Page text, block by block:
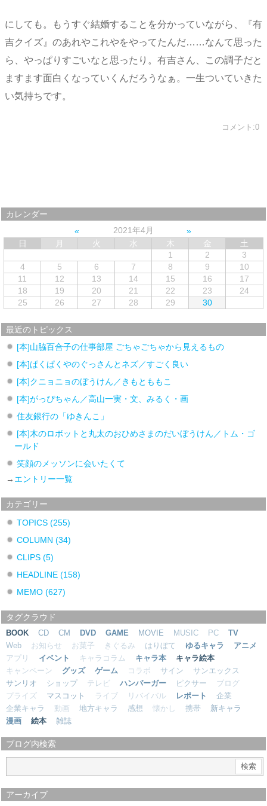
にしても。もうすぐ結婚することを分かっていながら、『有
吉クイズ』のあれやこれやをやってたんだ……なんて思った
ら、やっぱりすごいなと思ったり。有吉さん、この調子だと
ますます面白くなっていくんだろうなぁ。一生ついていきた
い気持ちです。
コメント:0
カレンダー
2021年4月
日
月 火 水 木 金
土
1
2
3
4
5 6 7 8 9
10
11
12 13 14 15 16
17
18
19 20 21 22 23
24
25
26 27 28 29 30
最近のトピックス
[本]山脇百合子の仕事部屋 ごちゃごちゃから見えるもの
[本]ぱくぱくやのぐっさんとネズ／すごく良い
[本]クニョニョのぼうけん／きもとももこ
[本]がっぴちゃん／高山一実・文、みるく・画
住友銀行の「ゆきんこ」
[本]木のロボットと丸太のおひめさまのだいぼうけん／トム・ゴ
ールド
笑顔のメッソンに会いたくて
→ エントリー一覧
カテゴリー
TOPICS(255)
COLUMN(34)
CLIPS(5)
HEADLINE(158)
MEMO(627)
タグクラウド
BOOK CD CM DVD GAME MOVIE MUSIC PC
TV
Web
お知らせ お菓子 きぐるみ はりぼて ゆるキャラ
アニメ
アプリ
イベント キャラコラム キャラ本
キャラ絵本
キャンペーン
グッズ ゲーム コラボ サイン
サンエックス
サンリオ
ショップ テレビ ハンバーガー ピクサー
ブログ
プライズ
マスコット ライブ リバイバル レポート
企業
企業キャラ
動画 地方キャラ 感想 懐かし 携帯
新キャラ
漫画
絵本 雑誌
ブログ内検索
アーカイブ